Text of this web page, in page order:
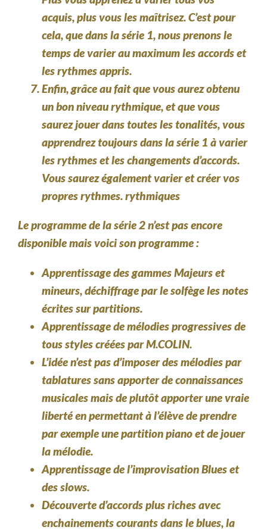
acquis, plus vous les maîtrisez. C’est pour
cela, que dans la série 1, nous prenons le
temps de varier au maximum les accords et
les rythmes appris.
Enfin, grâce au fait que vous aurez obtenu
un bon niveau rythmique, et que vous
saurez jouer dans toutes les tonalités, vous
apprendrez toujours dans la série 1 à varier
les rythmes et les changements d’accords.
Vous saurez également varier et créer vos
propres rythmes. rythmiques
Le programme de la série 2 n’est pas encore
disponible mais voici son programme :
Apprentissage des gammes Majeurs et
mineurs, déchiffrage par le solfège les notes
écrites sur partitions.
Apprentissage de mélodies progressives de
tous styles créées par M.COLIN.
L’idée n’est pas d’imposer des mélodies par
tablatures sans apporter de connaissances
musicales mais de plutôt apporter une vraie
liberté en permettant à l’élève de prendre
par exemple une partition piano et de jouer
la mélodie.
Apprentissage de l’improvisation Blues et
des slows.
Découverte d’accords plus riches avec
enchainements courants dans le blues, la